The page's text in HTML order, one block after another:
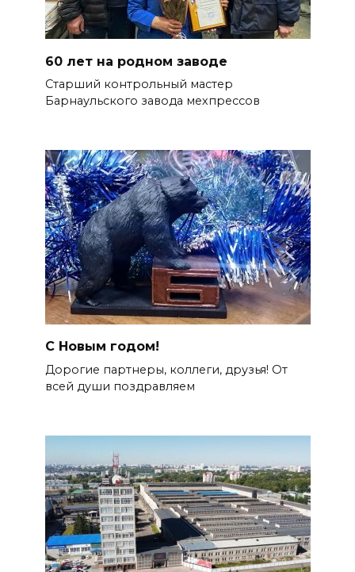
60 лет на родном заводе
Старший контрольный мастер
Барнаульского завода мехпрессов
С Новым годом!
Дорогие партнеры, коллеги, друзья! От
всей души поздравляем